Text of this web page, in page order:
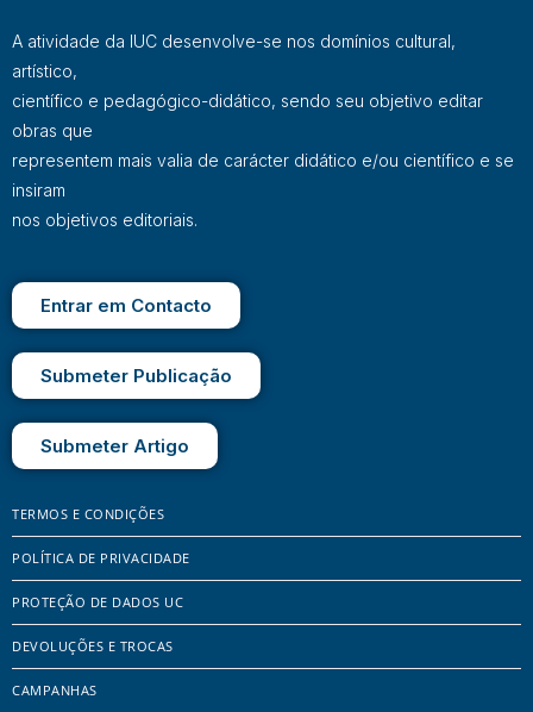
A atividade da IUC desenvolve-se nos domínios cultural,
artístico,
científico e pedagógico-didático, sendo seu objetivo editar
obras que
representem mais valia de carácter didático e/ou científico e se
insiram
nos objetivos editoriais.
Entrar em Contacto
Submeter Publicação
Submeter Artigo
TERMOS E CONDIÇÕES
POLÍTICA DE PRIVACIDADE
PROTEÇÃO DE DADOS UC
DEVOLUÇÕES E TROCAS
CAMPANHAS